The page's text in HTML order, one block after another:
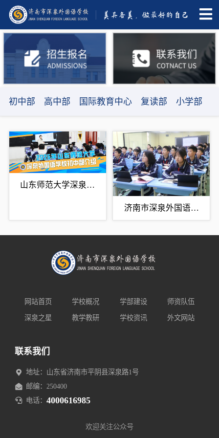
初中部 高中部 国际教育中心 复读部 小学部
山东师范大学深泉外
济南市深泉外国语学
校初中部介绍
网站首页 学校概况 学部建设 师资队伍
深泉之星 教学教研 学校资讯 外文网站
联系我们
地址：山东省济南市平阴县深泉路1号
邮编：250400
电话： 4000616985
欢迎关注公众号